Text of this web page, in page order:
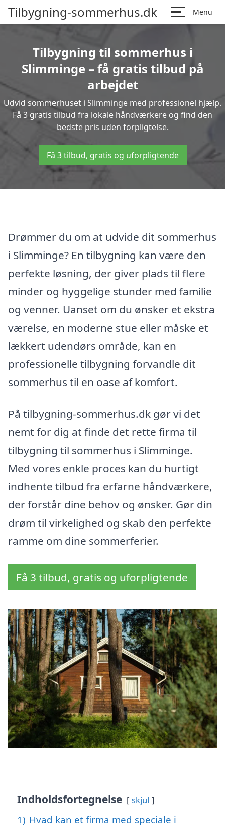
Tilbygning-sommerhus.dk Menu
Tilbygning til sommerhus i
Slimminge – få gratis tilbud på
arbejdet
Udvid sommerhuset i Slimminge med professionel hjælp.
Få 3 gratis tilbud fra lokale håndværkere og find den
bedste pris uden forpligtelse.
Få 3 tilbud, gratis og uforpligtende
Drømmer du om at udvide dit sommerhus
i Slimminge? En tilbygning kan være den
perfekte løsning, der giver plads til flere
minder og hyggelige stunder med familie
og venner. Uanset om du ønsker et ekstra
værelse, en moderne stue eller måske et
lækkert udendørs område, kan en
professionelle tilbygning forvandle dit
sommerhus til en oase af komfort.
På tilbygning-sommerhus.dk gør vi det
nemt for dig at finde det rette firma til
tilbygning til sommerhus i Slimminge.
Med vores enkle proces kan du hurtigt
indhente tilbud fra erfarne håndværkere,
der forstår dine behov og ønsker. Gør din
drøm til virkelighed og skab den perfekte
ramme om dine sommerferier.
Få 3 tilbud, gratis og uforpligtende
Indholdsfortegnelse skjul
1) Hvad kan et firma med speciale i